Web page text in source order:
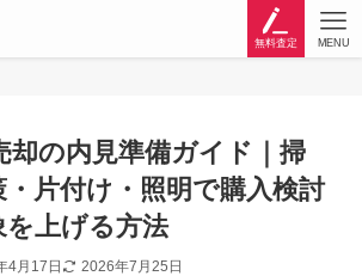
無料査定 MENU
却の内見準備ガイド｜掃
・片付け・照明で購入検討
上げる方法
4月17日 2026年7月25日